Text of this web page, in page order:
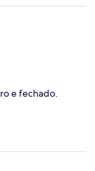
e fechado.